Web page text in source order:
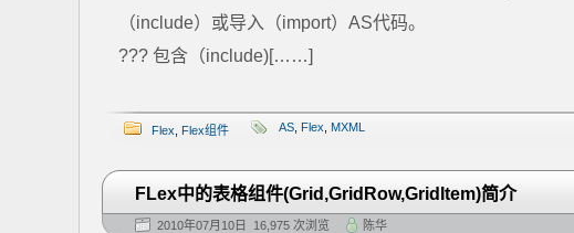
（include）或导入（import）AS代码。
??? 包含（include)[……]
Flex Flex组件 AS Flex MXML
FLex中的表格组件(Grid,GridRow,GridItem)简介
2010年07月10日 16,975 次浏览 陈华